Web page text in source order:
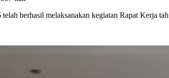
berhasil melaksanakan kegiatan Rapat Kerja